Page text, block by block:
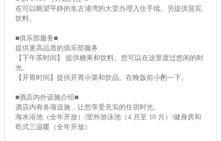
在可以眺望平静的名古浦湾的大堂办理入住手续。另提供迎宾
饮料。
■俱乐部服务■
提供更高品质的俱乐部服务
【下午茶时间】 提供糖果和饮料。您可以在这里度过悠闲的时
光。
【开胃时间】提供开胃小菜和饮品。在晚饭前小酌一下。
■酒店内外设施介绍■
酒店内有各项设施，让您享受充实的住宿时光。
海水浴池（全年开放）/室外游泳池（4 月至 10 月）/健身房和
乾式三温暖（全年开放）